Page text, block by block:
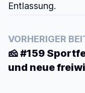
Entlassung.
VORHERIGER
🧀 #159
und neue